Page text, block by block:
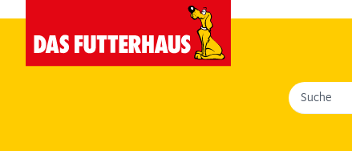
Suche